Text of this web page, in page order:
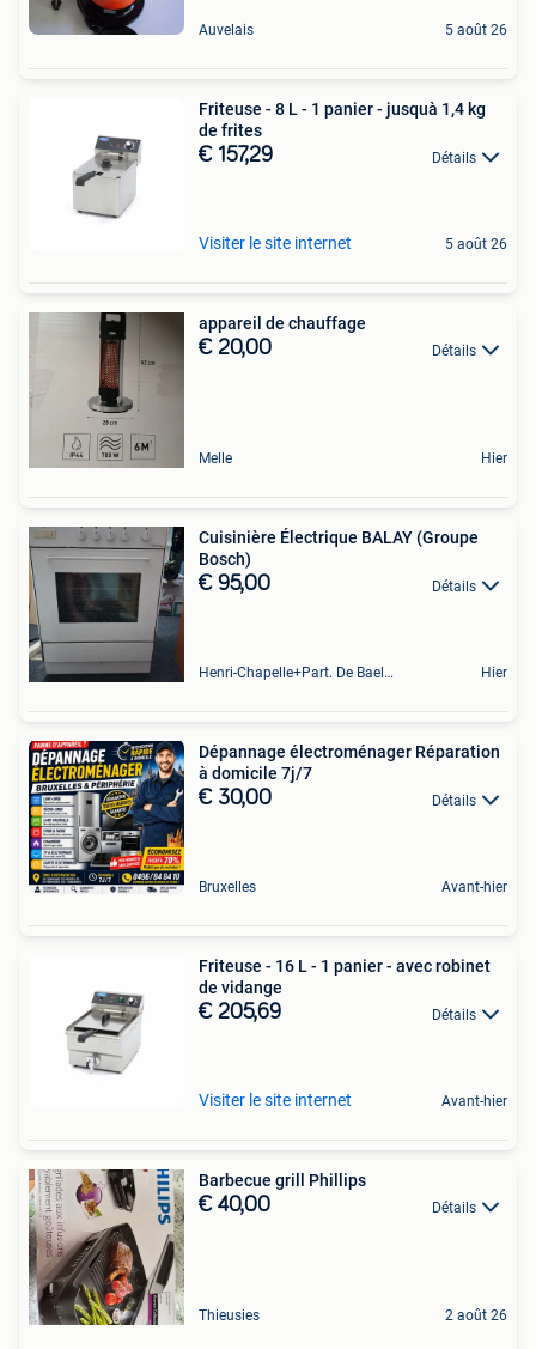
Auvelais 5 août 26
Friteuse - 8 L - 1 panier - jusquà 1,4 kg
de frites
€ 157,29 Détails
Visiter le site internet 5 août 26
appareil de chauffage
€ 20,00 Détails
Melle Hier
Cuisinière Électrique BALAY (Groupe
Bosch)
€ 95,00 Détails
Henri-Chapelle+Part. De Baelen Hier
Dépannage électroménager Réparation
à domicile 7j/7
€ 30,00 Détails
Bruxelles Avant-hier
Friteuse - 16 L - 1 panier - avec robinet
de vidange
€ 205,69 Détails
Visiter le site internet Avant-hier
Barbecue grill Phillips
€ 40,00 Détails
Thieusies 2 août 26